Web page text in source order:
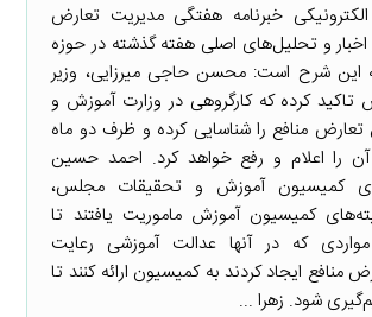
خبرنامه هفتگی مدیریت تعارض
اخبار و تحلیل‌های اصلی هفته گذشته در حوزه
این شرح است: محسن حاجی میرزایی، وزیر
کرده که کارگروهی در وزارت آموزش و
منافع را شناسایی کرده و ظرف دو ماه
را اعلام و رفع خواهد کرد. احمد حسین
کمیسیون آموزش و تحقیقات مجلس،
کمیسیون آموزش ماموریت یافتند تا
مواردی که در آنها عدالت آموزشی رعایت
منافع ایجاد کردند به کمیسیون ارائه کنند تا
شود. زهرا ...